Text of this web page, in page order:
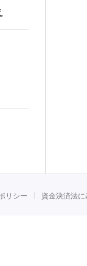
リシー 資金決済法